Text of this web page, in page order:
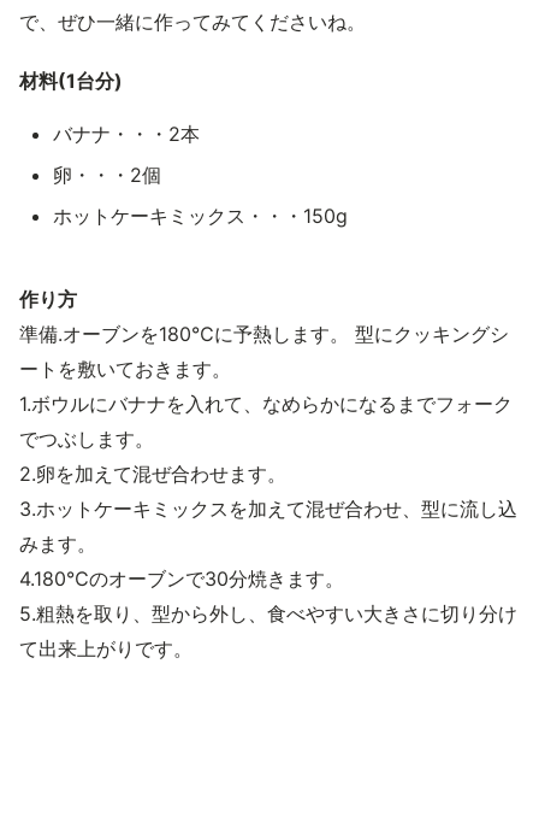
で、ぜひ一緒に作ってみてくださいね。
材料(1台分)
バナナ・・・2本
卵・・・2個
ホットケーキミックス・・・150g
作り方
準備.オーブンを180℃に予熱します。 型にクッキングシ
ートを敷いておきます。
1.ボウルにバナナを入れて、なめらかになるまでフォーク
でつぶします。
2.卵を加えて混ぜ合わせます。
3.ホットケーキミックスを加えて混ぜ合わせ、型に流し込
みます。
4.180℃のオーブンで30分焼きます。
5.粗熱を取り、型から外し、食べやすい大きさに切り分け
て出来上がりです。